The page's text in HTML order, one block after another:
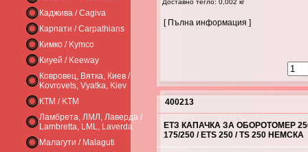
Каджива / Cagiva
Карпати / Carpathians
Кимко / Kymco
Киуей / Keeway
Ковровец, Вятка, Киев /
Kovrovets, Vyatka, Kiev
КТМ / KTM
Ламбрета, ЛМЛ, Лаверда /
Lambretta, LML, Laverda
Малагути / Malaguti
Доставно тегло: 0,002 кг
[ Пълна информация ]
400213
ЕТЗ КАПАЧКА ЗА ОБОРОТОМЕР
175/250 / ETS 250 / TS 250 НЕМСКА